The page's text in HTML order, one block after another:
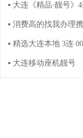
▪ 大连《精品·靓号》
▪ 消费高的找我办理
▪ 精选大连本地 3连
▪ 大连移动座机靓号